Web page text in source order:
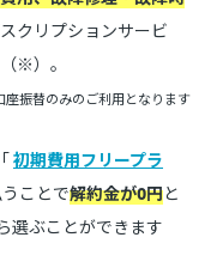
クリプションサービ
※）。
振替のみのご利用となります
初期費用フリープラ
ことで解約金が0円と
選ぶことができます